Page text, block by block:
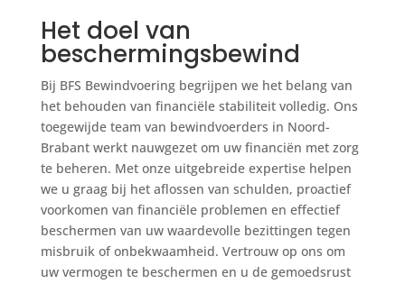
Het doel van
beschermingsbewind
Bij BFS Bewindvoering begrijpen we het belang van
het behouden van financiële stabiliteit volledig. Ons
toegewijde team van bewindvoerders in Noord-
Brabant werkt nauwgezet om uw financiën met zorg
te beheren. Met onze uitgebreide expertise helpen
we u graag bij het aflossen van schulden, proactief
voorkomen van financiële problemen en effectief
beschermen van uw waardevolle bezittingen tegen
misbruik of onbekwaamheid. Vertrouw op ons om
uw vermogen te beschermen en u de gemoedsrust